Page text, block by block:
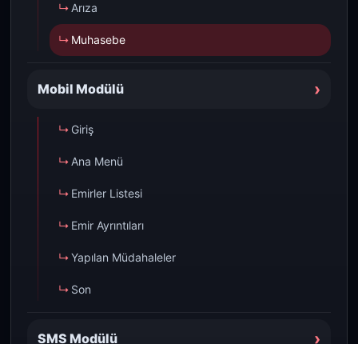
Arıza
Muhasebe
Mobil Modülü ›
Giriş
Ana Menü
Emirler Listesi
Emir Ayrıntıları
Yapılan Müdahaleler
Son
SMS Modülü ›